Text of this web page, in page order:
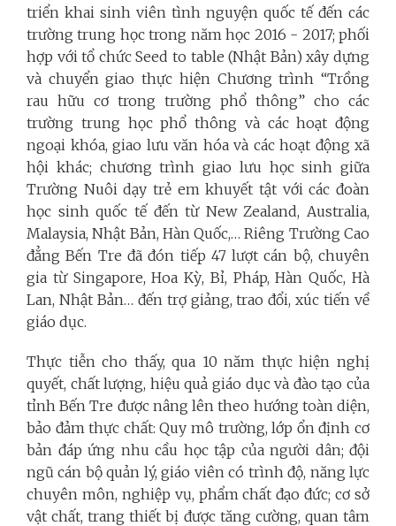
triển khai sinh viên tình nguyện quốc tế đến các
trường trung học trong năm học 2016 - 2017; phối
hợp với tổ chức Seed to table (Nhật Bản) xây dựng
và chuyển giao thực hiện Chương trình “Trồng
rau hữu cơ trong trường phổ thông” cho các
trường trung học phổ thông và các hoạt động
ngoại khóa, giao lưu văn hóa và các hoạt động xã
hội khác; chương trình giao lưu học sinh giữa
Trường Nuôi dạy trẻ em khuyết tật với các đoàn
học sinh quốc tế đến từ New Zealand, Australia,
Malaysia, Nhật Bản, Hàn Quốc,… Riêng Trường Cao
đẳng Bến Tre đã đón tiếp 47 lượt cán bộ, chuyên
gia từ Singapore, Hoa Kỳ, Bỉ, Pháp, Hàn Quốc, Hà
Lan, Nhật Bản… đến trợ giảng, trao đổi, xúc tiến về
giáo dục.
Thực tiễn cho thấy, qua 10 năm thực hiện nghị
quyết, chất lượng, hiệu quả giáo dục và đào tạo của
tỉnh Bến Tre được nâng lên theo hướng toàn diện,
bảo đảm thực chất: Quy mô trường, lớp ổn định cơ
bản đáp ứng nhu cầu học tập của người dân; đội
ngũ cán bộ quản lý, giáo viên có trình độ, năng lực
chuyên môn, nghiệp vụ, phẩm chất đạo đức; cơ sở
vật chất, trang thiết bị được tăng cường, quan tâm